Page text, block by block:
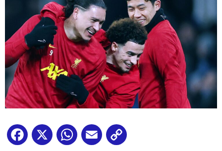
Facebook
X WhatsApp
Email